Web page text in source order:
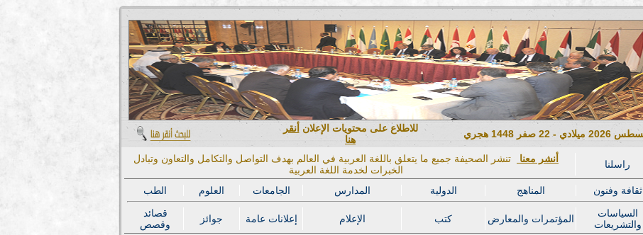
للاطلاع على محتويات الإعلان أنقر
هنا
أنشر معنا
تنشر الصحيفة جميع ما يتعلق باللغة العربية في العالم بهدف التواصل والتكامل والتعاون وتبادل
الخبرات لخدمة اللغة العربية
راسلنا
الطب العلوم الجامعات المدارس الدولية المناهج ثقافة وفنون
قصائد
وقصص
جوائز إعلانات عامة الإعلام كتب المؤتمرات والمعارض
السياسات
والتشريعات